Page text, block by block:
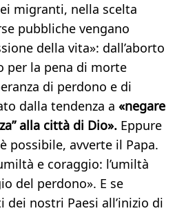
migranti, nella scelta
pubbliche vengano
della vita»: dall’aborto
per la pena di morte
di perdono e di
dalla tendenza a «negare
alla città di Dio». Eppure
possibile, avverte il Papa.
e coraggio: l’umiltà
del perdono». E se
nostri Paesi all’inizio di